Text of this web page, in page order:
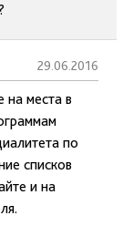
29.06.2016
на места в
по
списков
и на